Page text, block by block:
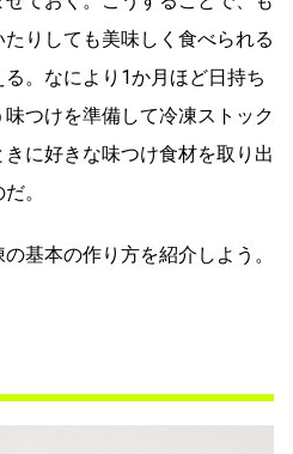
りしても美味しく食べられる
。なにより1か月ほど日持ち
つけを準備して冷凍ストック
に好きな味つけ食材を取り出
。
基本の作り方を紹介しよう。